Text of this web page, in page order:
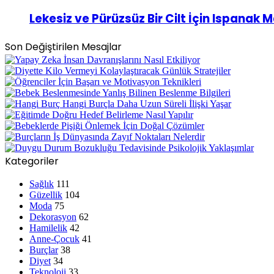
Lekesiz ve Pürüzsüz Bir Cilt İçin Ispanak
Son Değiştirilen Mesajlar
Kategoriler
Sağlık 111
Güzellik 104
Moda 75
Dekorasyon 62
Hamilelik 42
Anne-Çocuk 41
Burçlar 38
Diyet 34
Teknoloji 33